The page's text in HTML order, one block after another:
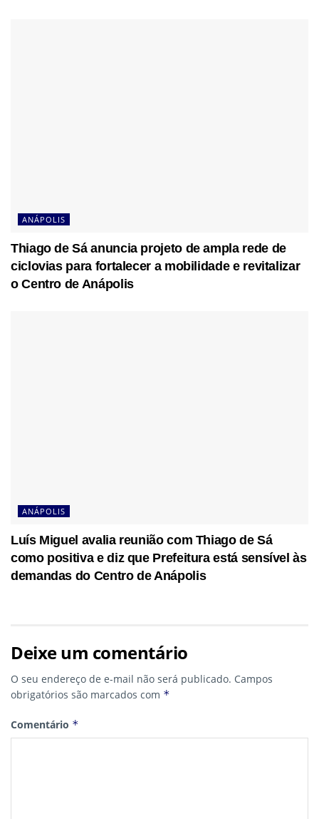
ANÁPOLIS
Thiago de Sá anuncia projeto de ampla rede de
ciclovias para fortalecer a mobilidade e revitalizar
o Centro de Anápolis
ANÁPOLIS
Luís Miguel avalia reunião com Thiago de Sá
como positiva e diz que Prefeitura está sensível às
demandas do Centro de Anápolis
Deixe um comentário
O seu endereço de e-mail não será publicado. Campos
obrigatórios são marcados com *
Comentário *